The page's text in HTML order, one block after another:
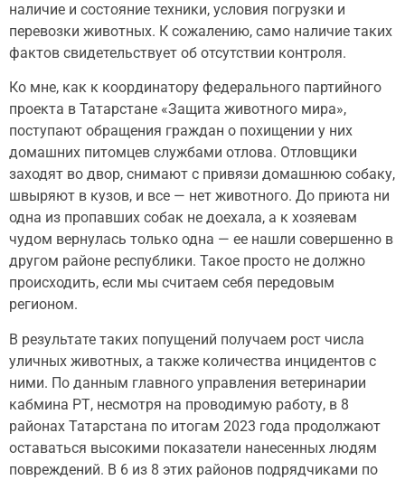
наличие и состояние техники, условия погрузки и
перевозки животных. К сожалению, само наличие таких
фактов свидетельствует об отсутствии контроля.
Ко мне, как к координатору федерального партийного
проекта в Татарстане «Защита животного мира»,
поступают обращения граждан о похищении у них
домашних питомцев службами отлова. Отловщики
заходят во двор, снимают с привязи домашнюю собаку,
швыряют в кузов, и все — нет животного. До приюта ни
одна из пропавших собак не доехала, а к хозяевам
чудом вернулась только одна — ее нашли совершенно в
другом районе республики. Такое просто не должно
происходить, если мы считаем себя передовым
регионом.
В результате таких попущений получаем рост числа
уличных животных, а также количества инцидентов с
ними. По данным главного управления ветеринарии
кабмина РТ, несмотря на проводимую работу, в 8
районах Татарстана по итогам 2023 года продолжают
оставаться высокими показатели нанесенных людям
повреждений. В 6 из 8 этих районов подрядчиками по